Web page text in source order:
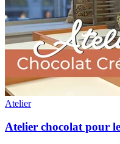
Atelier
Atelier chocolat pour